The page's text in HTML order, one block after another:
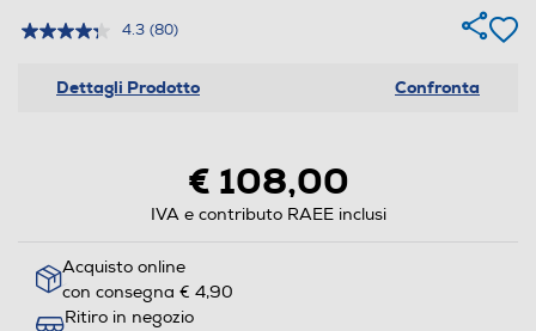
4.3 (80)
Dettagli Prodotto Confronta
€ 108,00
IVA e contributo RAEE inclusi
Acquisto online
con consegna € 4,90
Ritiro in negozio